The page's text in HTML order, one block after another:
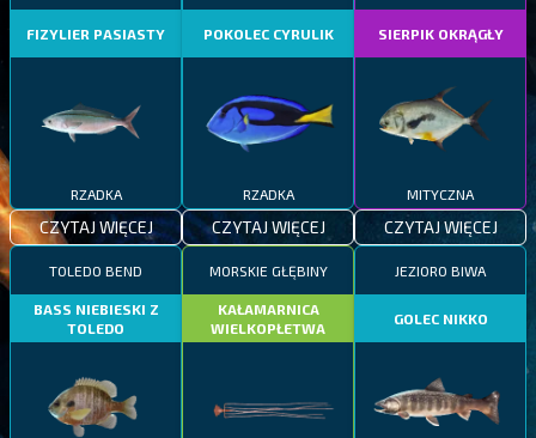
FIZYLIER PASIASTY
RZADKA
CZYTAJ WIĘCEJ
POKOLEC CYRULIK
RZADKA
CZYTAJ WIĘCEJ
SIERPIK OKRĄGŁY
MITYCZNA
CZYTAJ WIĘCEJ
TOLEDO BEND
BASS NIEBIESKI Z
TOLEDO
MORSKIE GŁĘBINY
KAŁAMARNICA
WIELKOPŁETWA
JEZIORO BIWA
GOLEC NIKKO